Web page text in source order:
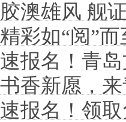
城”琅琊文化
胶澳雄风 舰
题活动
精彩如“阅”
图书馆服务
速报名！青
封神宇宙
书香新愿，
速报名！领